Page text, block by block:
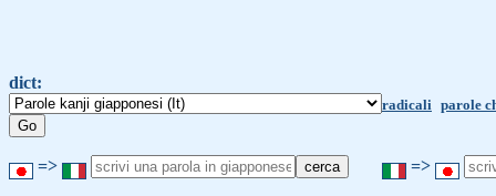
dict:
radicali parole
=> =>